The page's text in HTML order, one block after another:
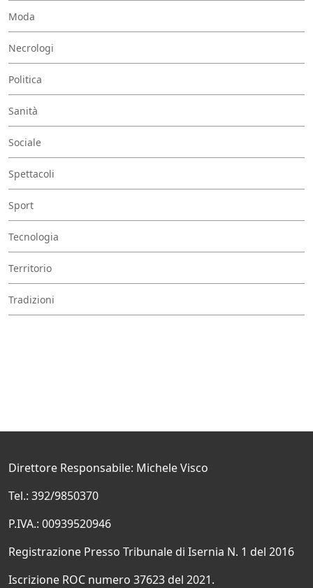
Moda
Necrologi
Politica
Sanità
Sociale
Spettacoli
Sport
Tecnologia
Territorio
Tradizioni
Direttore Responsabile: Michele Visco
Tel.: 392/9850370
P.IVA.: 00939520946
Registrazione Presso Tribunale di Isernia N. 1 del 2016
Iscrizione ROC numero 37623 del 2021.